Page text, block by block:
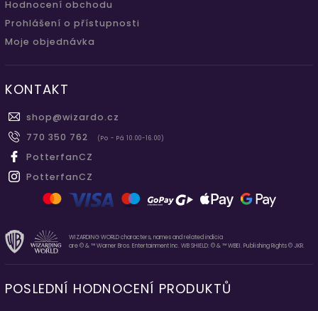
Hodnocení obchodu
Prohlášení o přístupnosti
Moje objednávka
KONTAKT
shop@wizardo.cz
770 350 762
(Po - Pá 10.00-16.00)
PotterfanCZ
PotterfanCZ
WIZARDING WORLD characters, names and related indicia
are © & ™ Warner Bros. Entertainment Inc. WB SHIELD: © & ™ WBEI. Publishing Rights © JKR.
POSLEDNÍ HODNOCENÍ PRODUKTŮ